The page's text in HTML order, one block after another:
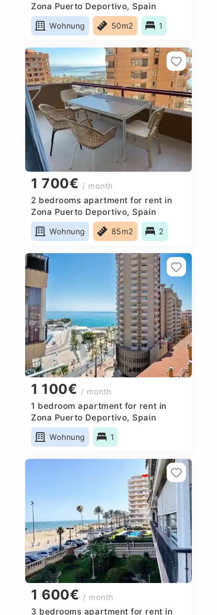
Zona Puerto Deportivo, Spain
Wohnung
50m2 1
1 700€ / month
2 bedrooms apartment for rent in
Zona Puerto Deportivo, Spain
Wohnung
85m2 2
1 100€ / month
1 bedroom apartment for rent in
Zona Puerto Deportivo, Spain
Wohnung
1
1 600€ / month
3 bedrooms apartment for rent in